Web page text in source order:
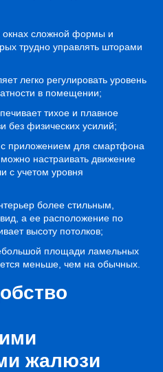
окнах сложной формы и
трудно управлять шторами
легко регулировать уровень
в помещении;
тихое и плавное
без физических усилий;
с приложением для смартфона
настраивать движение
с учетом уровня
более стильным,
а ее расположение по
высоту потолков;
площади ламельных
меньше, чем на обычных.
жалюзи